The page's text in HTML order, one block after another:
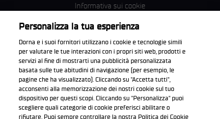
Informativa sui cookie
Corporate & ESG
Condizioni della Privacy
Condizioni di acquisto
Scarica l'app ufficiale WorldSBK
Personalizza la tua esperienza
Dorna e i suoi fornitori utilizzano i cookie e tecnologie simili
per valutare le tue interazioni con i propri siti web, prodotti e
servizi al fine di mostrarti una pubblicità personalizzata
basata sulle tue abitudini di navigazione (per esempio, le
pagine che ha visualizzato). Cliccando su "Accetta tutti",
acconsenti alla memorizzazione dei nostri cookie sul tuo
dispositivo per questi scopi. Cliccando su "Personalizza" puoi
scegliere quali categorie di cookie preferisci abilitare o
rifiutare. Puoi sempre controllare la nostra Politica dei Cookie